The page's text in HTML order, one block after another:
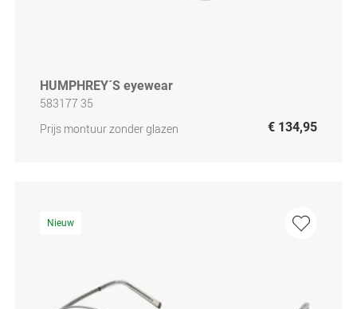
HUMPHREY´S eyewear
583177 35
Prijs montuur zonder glazen
€ 134,95
Nieuw